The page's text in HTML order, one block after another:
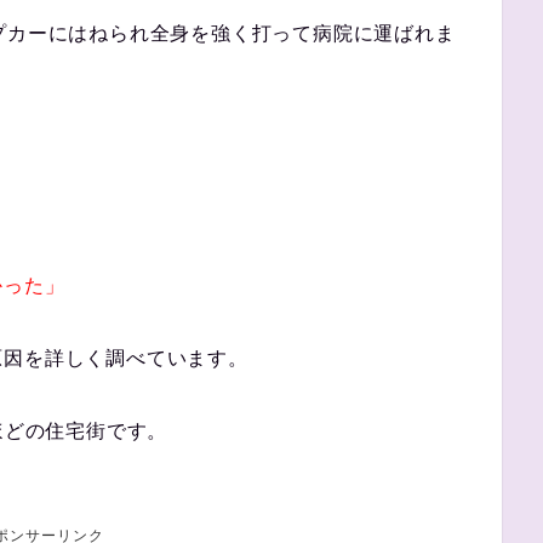
ーにはねられ全身を強く打って病院に運ばれま
た」
を詳しく調べています。
の住宅街です。
ンサーリンク